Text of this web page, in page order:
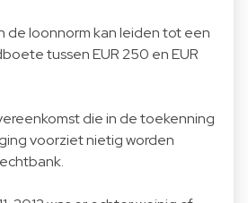
de loonnorm kan leiden tot een
tussen EUR 250 en EUR
die in de toekenning
voorziet nietig worden